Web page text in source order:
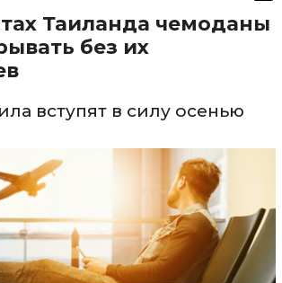
Таиланда чемоданы
без их
вступят в силу осенью